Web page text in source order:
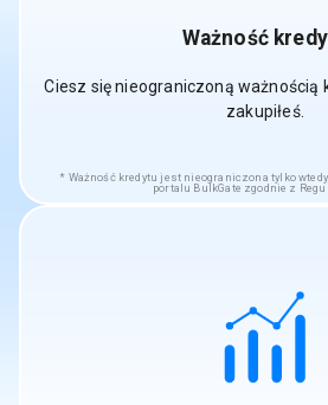
Ważność
Ciesz się nieograniczoną ważnością
zakupiłeś.
Ważność kredytu jest nieograniczona tylko
portalu BulkGate zgodnie z